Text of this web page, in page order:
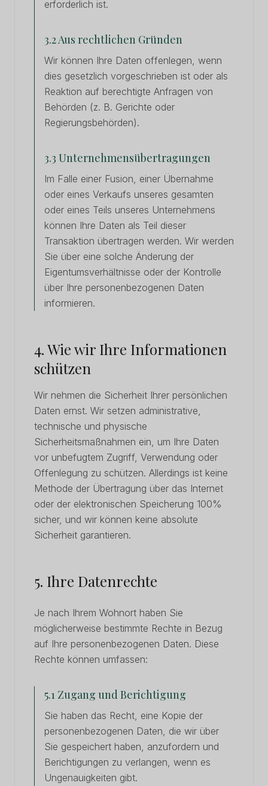
erforderlich ist.
3.2 Aus rechtlichen Gründen
Wir können Ihre Daten offenlegen, wenn
dies gesetzlich vorgeschrieben ist oder als
Reaktion auf berechtigte Anfragen von
Behörden (z. B. Gerichte oder
Regierungsbehörden).
3.3 Unternehmensübertragungen
Im Falle einer Fusion, einer Übernahme
oder eines Verkaufs unseres gesamten
oder eines Teils unseres Unternehmens
können Ihre Daten als Teil dieser
Transaktion übertragen werden. Wir werden
Sie über eine solche Änderung der
Eigentumsverhältnisse oder der Kontrolle
über Ihre personenbezogenen Daten
informieren.
4. Wie wir Ihre Informationen
schützen
Wir nehmen die Sicherheit Ihrer persönlichen
Daten ernst. Wir setzen administrative,
technische und physische
Sicherheitsmaßnahmen ein, um Ihre Daten
vor unbefugtem Zugriff, Verwendung oder
Offenlegung zu schützen. Allerdings ist keine
Methode der Übertragung über das Internet
oder der elektronischen Speicherung 100%
sicher, und wir können keine absolute
Sicherheit garantieren.
5. Ihre Datenrechte
Je nach Ihrem Wohnort haben Sie
möglicherweise bestimmte Rechte in Bezug
auf Ihre personenbezogenen Daten. Diese
Rechte können umfassen:
5.1 Zugang und Berichtigung
Sie haben das Recht, eine Kopie der
personenbezogenen Daten, die wir über
Sie gespeichert haben, anzufordern und
Berichtigungen zu verlangen, wenn es
Ungenauigkeiten gibt.